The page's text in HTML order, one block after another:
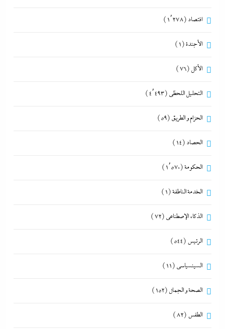
اقتصاد (1٬278)
الأجندة(1)
الأكل (76)
التحليل اللحظي (4٬493)
الحزام و الطريق (59)
الحصاد (14)
الحكومة(1٬570)
الخدمة الناطقة(1)
الذكاء الإصطناعي (72)
الرئيس (544)
السينسياسي (11)
الصحة و الجمال (152)
الطقس (82)